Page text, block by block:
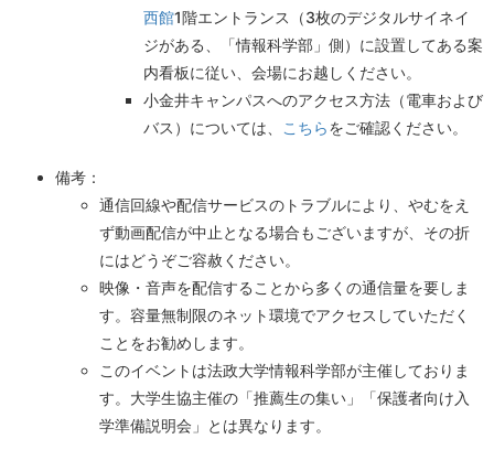
西館1階エントランス（3枚のデジタルサイネイ
ジがある、「情報科学部」側）に設置してある案
内看板に従い、会場にお越しください。
小金井キャンパスへのアクセス方法（電車および
バス）については、
こちらをご確認ください。
備考：
通信回線や配信サービスのトラブルにより、やむをえ
ず動画配信が中止となる場合もございますが、その折
にはどうぞご容赦ください。
映像・音声を配信することから多くの通信量を要しま
す。容量無制限のネット環境でアクセスしていただく
ことをお勧めします。
このイベントは法政大学情報科学部が主催しておりま
す。大学生協主催の「推薦生の集い」「保護者向け入
学準備説明会」とは異なります。